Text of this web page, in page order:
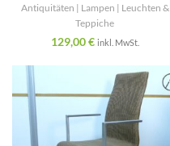
Antiquitäten | Lampen | Leuchten &
Teppiche
129,00€ inkl. MwSt.